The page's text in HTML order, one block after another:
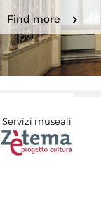
Find more
Servizi museali